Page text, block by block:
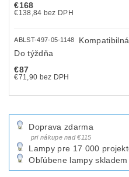
€168
€138,84 bez DPH
ABLST-497-05-1148
Do týždňa
€87
€71,90 bez DPH
Doprava zdarma
pri nákupe nad €115
Lampy pre 17 000
Obľúbene lampy skladem